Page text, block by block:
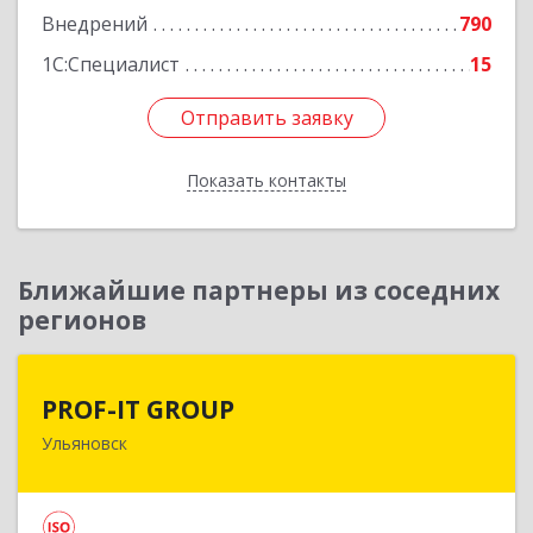
Внедрений
790
1С:Специалист
15
Отправить заявку
Показать контакты
Отправить заявку
Назад
Ближайшие партнеры из соседних
регионов
PROF-IT GROUP
Ульяновск
432071, Ульяновская обл, Ульяновск г, Марата